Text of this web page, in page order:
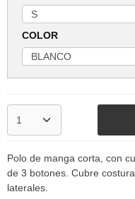
COLOR
Polo de manga corta, con
de 3 botones. Cubre
laterales.